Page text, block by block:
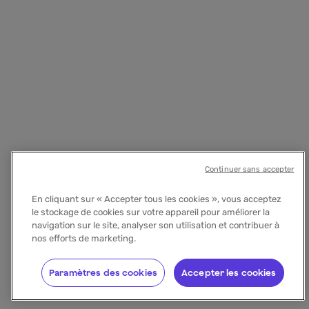
En cliquant sur « Accepter tous les cookies », vous acceptez
le stockage de cookies sur votre appareil pour améliorer la
navigation sur le site, analyser son utilisation et contribuer à
nos efforts de marketing.
Accepter les cookies
Paramètres des cookies
Continuer sans accepter